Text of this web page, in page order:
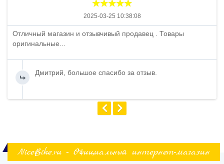
2025-03-25 10:38:08
Отличный магазин и отзывчивый продавец . Товары
оригинальные...
Дмитрий, большое спасибо за отзыв.
NiceBike.ru - Официальный интернет-магазин